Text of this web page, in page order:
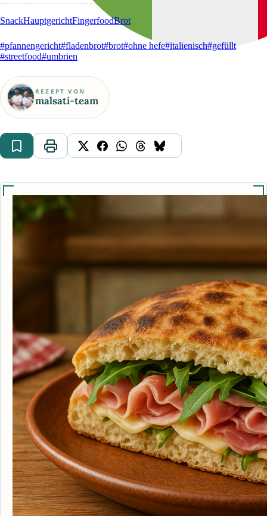
SnackHauptgerichtFingerfoodBrot
#pfannengericht#fladenbrot#brot#ohne hefe#italienisch#gefüllt
#streetfood#umbrien
REZEPT VON
malsati-team